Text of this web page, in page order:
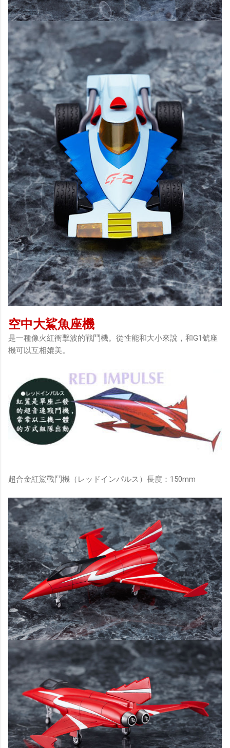
空中大鯊魚座機
是一種像火紅衝擊波的戰鬥機。從性能和大小來說，和G1號座
機可以互相媲美。
超合金紅鯊戰鬥機（レッドインパルス）長度：150mm